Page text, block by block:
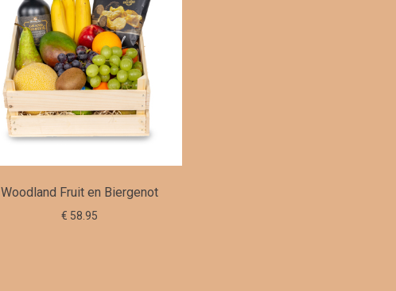
Woodland Fruit en Biergenot
€ 58.95